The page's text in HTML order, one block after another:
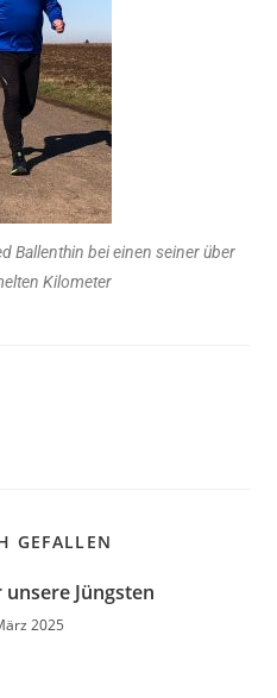
Ballenthin bei einen seiner über
Kilometer
GEFALLEN
Jüngsten
2025